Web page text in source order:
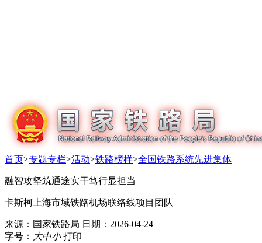
首页>专题专栏>活动>铁路榜样>全国铁路系统先进集体
融智攻坚筑通途实干笃行显担当
卡斯柯上海市域铁路机场联络线项目团队
来源：国家铁路局 日期：2026-04-24
字号： 大中小 打印